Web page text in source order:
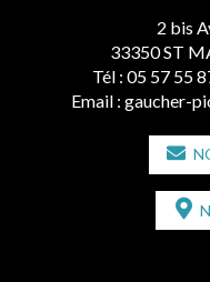
2 bis
33350 ST
Tél : 05 57 55
Email : gaucher-